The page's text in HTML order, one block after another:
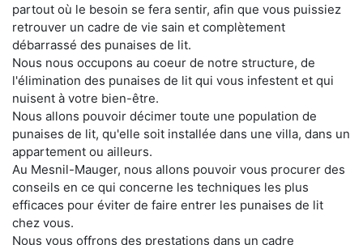
partout où le besoin se fera sentir, afin que vous puissiez
retrouver un cadre de vie sain et complètement
débarrassé des punaises de lit.
Nous nous occupons au coeur de notre structure, de
l'élimination des punaises de lit qui vous infestent et qui
nuisent à votre bien-être.
Nous allons pouvoir décimer toute une population de
punaises de lit, qu'elle soit installée dans une villa, dans un
appartement ou ailleurs.
Au Mesnil-Mauger, nous allons pouvoir vous procurer des
conseils en ce qui concerne les techniques les plus
efficaces pour éviter de faire entrer les punaises de lit
chez vous.
Nous vous offrons des prestations dans un cadre